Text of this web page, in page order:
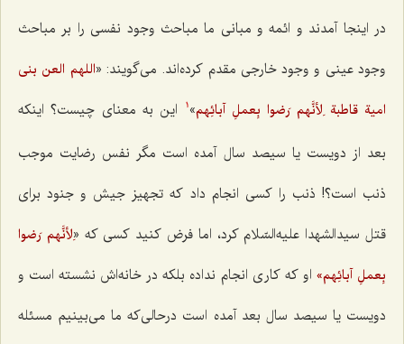
در اینجا آمدند و ائمه و مبانى ما مباحث وجود نفسى را بر مباحث
وجود عینى و وجود خارجی مقدم کرده‌اند. مى‌گویند: «اللهم العن بنى
امیة قاطبة لِأنَّهم رَضوا بِعملِ آبائِهم»
1
این به معناى چیست؟ اینکه
بعد از دویست یا سیصد سال آمده است مگر نفس رضایت موجب
ذنب است؟! ذنب را کسى انجام داد که تجهیز جیش و جنود براى
قتل سیدالشهدا علیه‌السّلام کرد، اما فرض کنید کسى که «لِأنَّهم رَضوا
بِعملِ آبائِهم» او که کارى انجام نداده بلکه در خانه‌اش نشسته است و
دویست یا سیصد سال بعد آمده است درحالى‌که ما مى‌بینیم مسئله